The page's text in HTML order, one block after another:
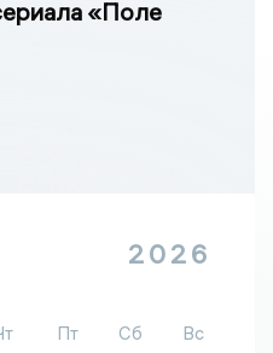
«Поле
2026
Пт Сб
Вс